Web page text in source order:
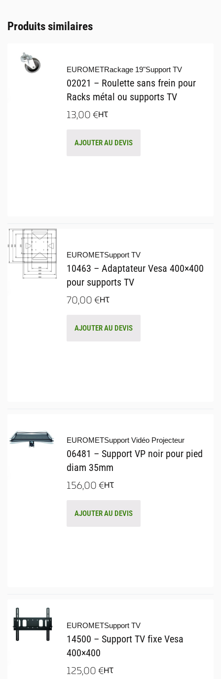
Produits similaires
EUROMETRackage 19"Support TV
02021 – Roulette sans frein pour
Racks métal ou supports TV
13,00€HT
AJOUTER AU DEVIS
EUROMETSupport TV
10463 – Adaptateur Vesa 400×400
pour supports TV
70,00€HT
AJOUTER AU DEVIS
EUROMETSupport Vidéo Projecteur
06481 – Support VP noir pour pied
diam 35mm
156,00€HT
AJOUTER AU DEVIS
EUROMETSupport TV
14500 – Support TV fixe Vesa
400×400
125,00€HT